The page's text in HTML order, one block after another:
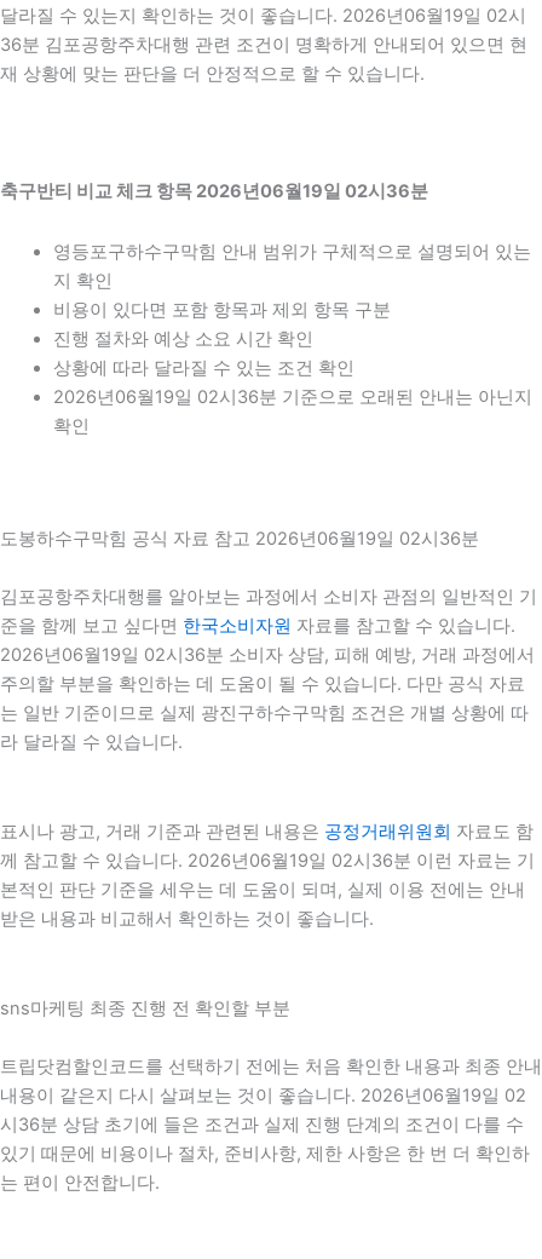
달라질 수 있는지 확인하는 것이 좋습니다. 2026년06월19일 02시
36분 김포공항주차대행 관련 조건이 명확하게 안내되어 있으면 현
재 상황에 맞는 판단을 더 안정적으로 할 수 있습니다.
축구반티 비교 체크 항목 2026년06월19일 02시36분
영등포구하수구막힘 안내 범위가 구체적으로 설명되어 있는
지 확인
비용이 있다면 포함 항목과 제외 항목 구분
진행 절차와 예상 소요 시간 확인
상황에 따라 달라질 수 있는 조건 확인
2026년06월19일 02시36분 기준으로 오래된 안내는 아닌지
확인
도봉하수구막힘 공식 자료 참고 2026년06월19일 02시36분
김포공항주차대행를 알아보는 과정에서 소비자 관점의 일반적인 기
준을 함께 보고 싶다면 한국소비자원 자료를 참고할 수 있습니다.
2026년06월19일 02시36분 소비자 상담, 피해 예방, 거래 과정에서
주의할 부분을 확인하는 데 도움이 될 수 있습니다. 다만 공식 자료
는 일반 기준이므로 실제 광진구하수구막힘 조건은 개별 상황에 따
라 달라질 수 있습니다.
표시나 광고, 거래 기준과 관련된 내용은 공정거래위원회 자료도 함
께 참고할 수 있습니다. 2026년06월19일 02시36분 이런 자료는 기
본적인 판단 기준을 세우는 데 도움이 되며, 실제 이용 전에는 안내
받은 내용과 비교해서 확인하는 것이 좋습니다.
sns마케팅 최종 진행 전 확인할 부분
트립닷컴할인코드를 선택하기 전에는 처음 확인한 내용과 최종 안내
내용이 같은지 다시 살펴보는 것이 좋습니다. 2026년06월19일 02
시36분 상담 초기에 들은 조건과 실제 진행 단계의 조건이 다를 수
있기 때문에 비용이나 절차, 준비사항, 제한 사항은 한 번 더 확인하
는 편이 안전합니다.